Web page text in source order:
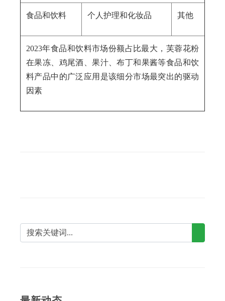
食品和饮料 个人护理和化妆品 其他
2023年食品和饮料市场份额占比最大，芙蓉花粉
在果冻、鸡尾酒、果汁、布丁和果酱等食品和饮
料产品中的广泛应用是该细分市场最突出的驱动
因素